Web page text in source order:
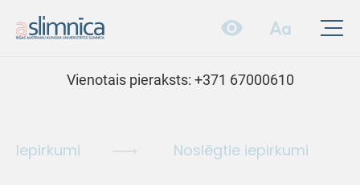
Vienotais pieraksts: +371 67000610
Iepirkumi Noslēgtie iepirkumi